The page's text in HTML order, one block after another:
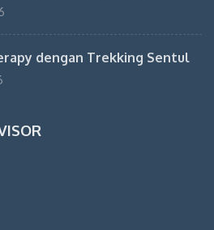
dengan Trekking Sentul